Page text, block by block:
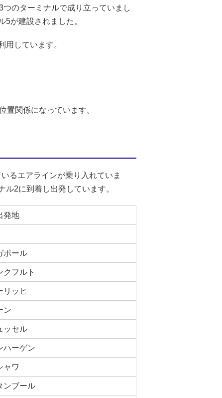
のターミナルで成り立っていまし
が建設されました。
しています。
置関係になっています。
るエアラインが乗り入れていま
2に到着し出発しています。
発地
ポール
クフルト
リッヒ
ン
ッセル
ハーゲン
ャワ
ンブール